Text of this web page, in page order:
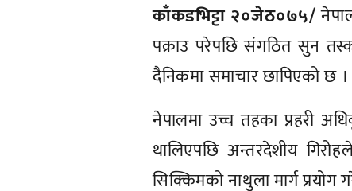
काँकडभिट्टा २०जेठ०७५/
पक्राउ परेपछि संगठित सुन
दैनिकमा समाचार छापिएको छ ।
नेपालमा उच्च तहका प्रहरी
थालिएपछि अन्तरदेशीय
सिक्किमको नाथुला मार्ग प्रयोग